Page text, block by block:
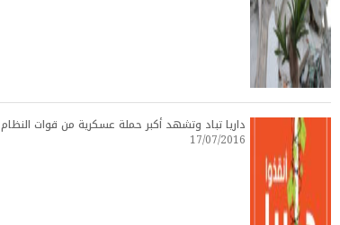
داريا تباد وتشهد أكبر حملة عسكرية من قوات النظام
17/07/2016